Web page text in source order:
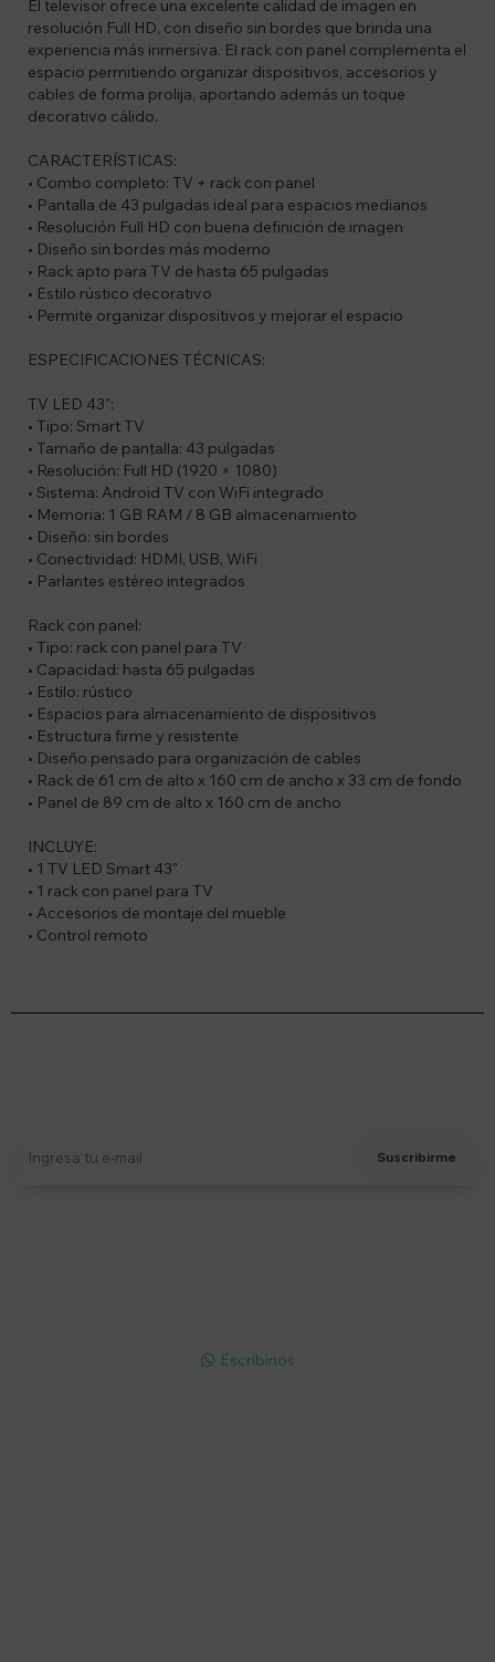
El televisor ofrece una excelente calidad de imagen en
resolución Full HD, con diseño sin bordes que brinda una
experiencia más inmersiva. El rack con panel complementa el
espacio permitiendo organizar dispositivos, accesorios y
cables de forma prolija, aportando además un toque
decorativo cálido.
CARACTERÍSTICAS:
• Combo completo: TV + rack con panel
• Pantalla de 43 pulgadas ideal para espacios medianos
• Resolución Full HD con buena definición de imagen
• Diseño sin bordes más moderno
• Rack apto para TV de hasta 65 pulgadas
• Estilo rústico decorativo
• Permite organizar dispositivos y mejorar el espacio
ESPECIFICACIONES TÉCNICAS:
TV LED 43":
• Tipo: Smart TV
• Tamaño de pantalla: 43 pulgadas
• Resolución: Full HD (1920 × 1080)
• Sistema: Android TV con WiFi integrado
• Memoria: 1 GB RAM / 8 GB almacenamiento
• Diseño: sin bordes
• Conectividad: HDMI, USB, WiFi
• Parlantes estéreo integrados
Rack con panel:
• Tipo: rack con panel para TV
• Capacidad: hasta 65 pulgadas
• Estilo: rústico
• Espacios para almacenamiento de dispositivos
• Estructura firme y resistente
• Diseño pensado para organización de cables
• Rack de 61 cm de alto x 160 cm de ancho x 33 cm de fondo
• Panel de 89 cm de alto x 160 cm de ancho
INCLUYE:
• 1 TV LED Smart 43"
• 1 rack con panel para TV
• Accesorios de montaje del mueble
• Control remoto
Suscribirme
 Escribinos